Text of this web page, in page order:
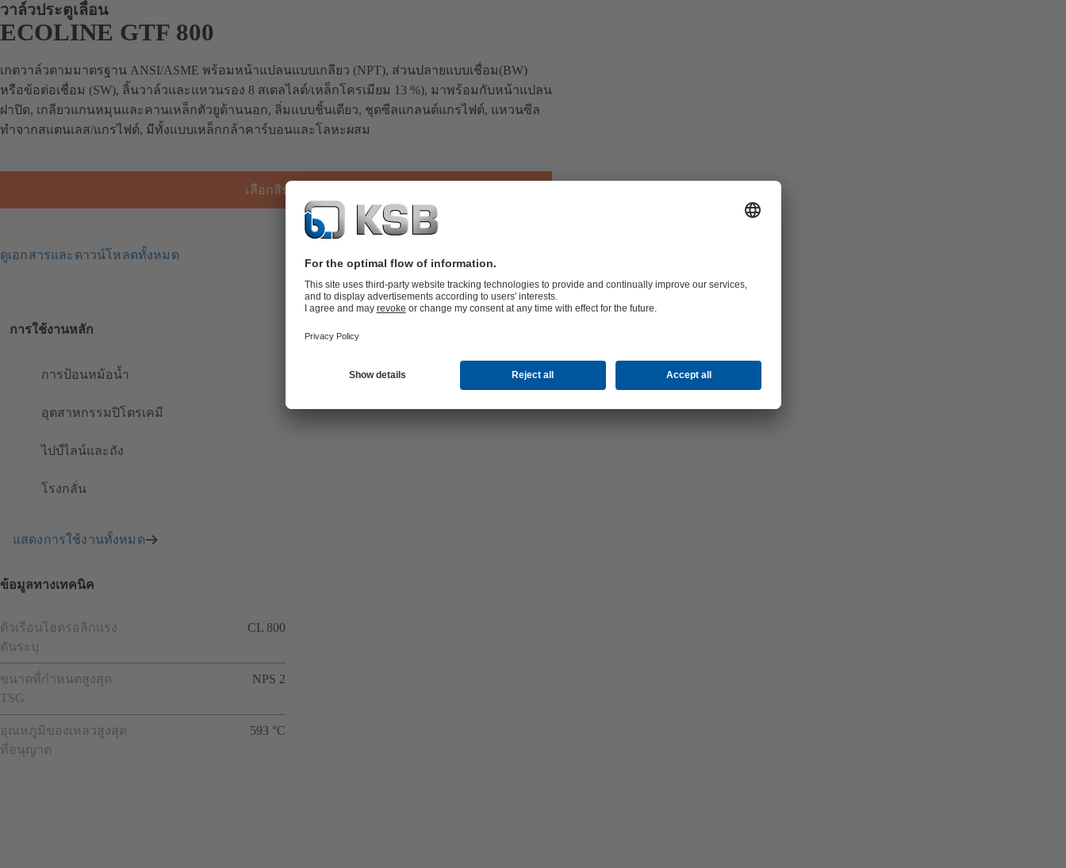
วาล์วประตูเลื่อน
ECOLINE GTF 800
เกตวาล์วตามมาตรฐาน ANSI/ASME พร้อมหน้าแปลนแบบเกลียว (NPT), ส่วนปลายแบบเชื่อม(BW)
หรือข้อต่อเชื่อม (SW), ลิ้นวาล์วและแหวนรอง 8 สเตลไลต์/เหล็กโครเมียม 13 %), มาพร้อมกับหน้าแปลน
ฝาปิด, เกลียวแกนหมุนและคานเหล็กตัวยูด้านนอก, ลิ่มแบบชิ้นเดียว, ชุดซีลแกลนด์แกรไฟต์, แหวนซีล
ทำจากสแตนเลส/แกรไฟต์, มีทั้งแบบเหล็กกล้าคาร์บอนและโลหะผสม
เลือกสินค้า
ดูเอกสารและดาวน์โหลดทั้งหมด
การใช้งานหลัก
การป้อนหม้อน้ำ
อุตสาหกรรมปิโตรเคมี
ไปป์ไลน์และถัง
โรงกลั่น
แสดงการใช้งานทั้งหมด
ข้อมูลทางเทคนิค
ตัวเรือนไฮดรอลิกแรง
ดันระบุ
CL 800
ขนาดที่กำหนดสูงสุด
TSG
NPS 2
อุณหภูมิของเหลวสูงสุด
ที่อนุญาต
593 °C